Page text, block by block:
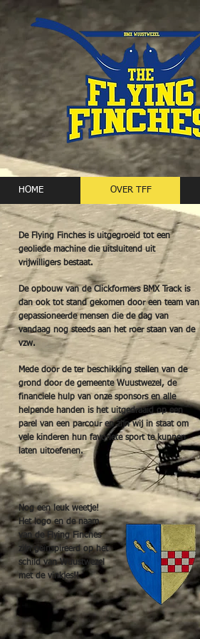
HOME OVER TFF
De Flying Finches is uitgegroeid tot een
geoliede machine die uitsluitend uit
vrijwilligers bestaat.
De opbouw van de Clickformers BMX Track is
dan ook tot stand gekomen door een team van
gepassioneerdemensen die de dag van
vandaag nog steeds aan het roer staan van de
vzw.
Mede door de ter beschikking stellen van de
grond door de gemeente Wuustwezel, de
financiele hulp van onze sponsors en alle
helpende handen is het uitgedraaid op een
parel van een parcour en zijn wij in staat om
vele kinderen hun favoriete sport te kunnen
laten uitoefenen.
Nog een leuk weetje!
Het logo en de naam
van de Flying Finches
zijngeïnspireerd op het
schild van Wuustwezel
met de vinkjes!!